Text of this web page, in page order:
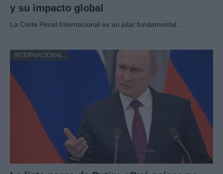
y su impacto global
La Corte Penal Internacional es un pilar fundamental…
INTERNACIONAL